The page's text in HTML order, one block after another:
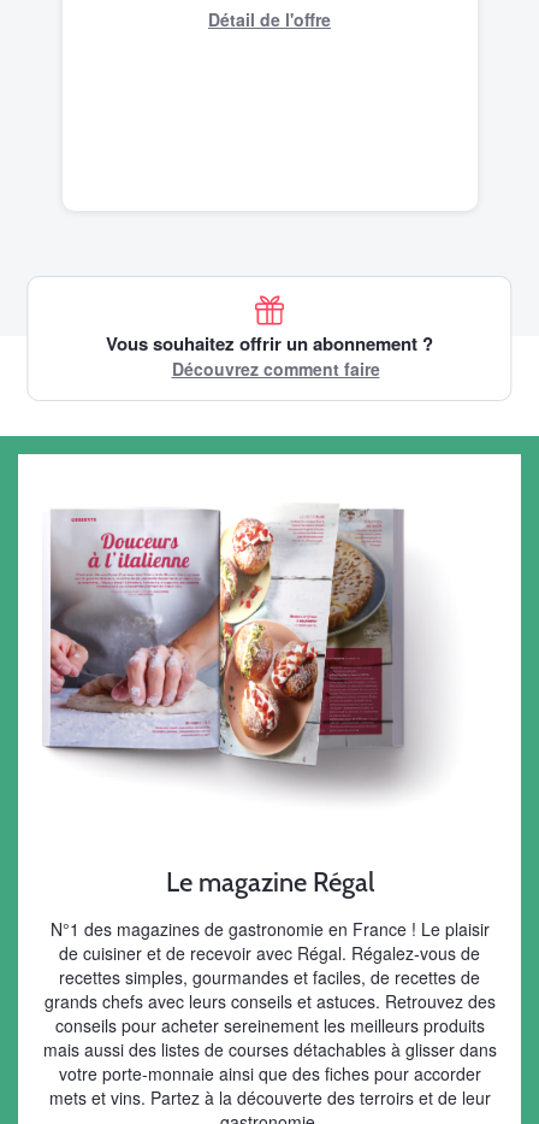
Détail de l'offre
Vous souhaitez offrir un abonnement ?
Découvrez comment faire
Le magazine Régal
N°1 des magazines de gastronomie en France ! Le plaisir
de cuisiner et de recevoir avec Régal. Régalez-vous de
recettes simples, gourmandes et faciles, de recettes de
grands chefs avec leurs conseils et astuces. Retrouvez des
conseils pour acheter sereinement les meilleurs produits
mais aussi des listes de courses détachables à glisser dans
votre porte-monnaie ainsi que des fiches pour accorder
mets et vins. Partez à la découverte des terroirs et de leur